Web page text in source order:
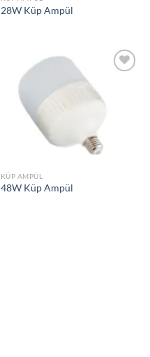
28W Küp Ampül
KÜP AMPÜL
48W Küp Ampül